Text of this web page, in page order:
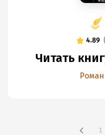
4.89 (
Читать
1